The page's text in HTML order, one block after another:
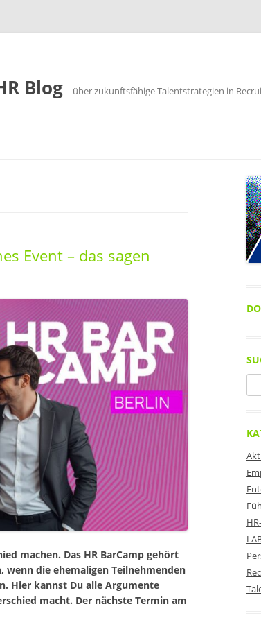
Blog – über zukunftsfähige Talentstrategien in
Event – das sagen
machen. Das HR BarCamp gehört
wenn die ehemaligen Teilnehmenden
Hier kannst Du alle Argumente
macht. Der nächste Termin am